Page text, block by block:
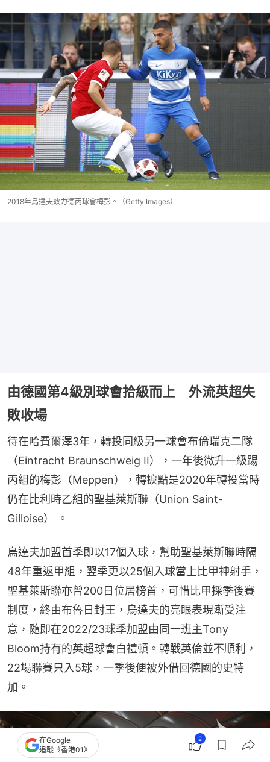
2018年烏達夫效力德丙球會梅彭。（Getty Images）
由德國第4級別球會拾級而上 外流英超失
敗收場
待在哈費爾澤3年，轉投同級另一球會布倫瑞克二隊
（Eintracht Braunschweig II），一年後微升一級踢
丙組的梅彭（Meppen），轉捩點是2020年轉投當時
仍在比利時乙組的聖基萊斯聯（Union Saint-
Gilloise） 。
烏達夫加盟首季即以17個入球，幫助聖基萊斯聯時隔
48年重返甲組，翌季更以25個入球當上比甲神射手，
聖基萊斯聯亦曾200日位居榜首，可惜比甲採季後賽
制度，終由布魯日封王，烏達夫的亮眼表現漸受注
意，隨即在2022/23球季加盟由同一班主Tony
Bloom持有的英超球會白禮頓。轉戰英倫並不順利，
22場聯賽只入5球，一季後便被外借回德國的史特
加。
在Google
追蹤《香港01》
2